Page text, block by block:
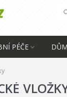
PÉČE